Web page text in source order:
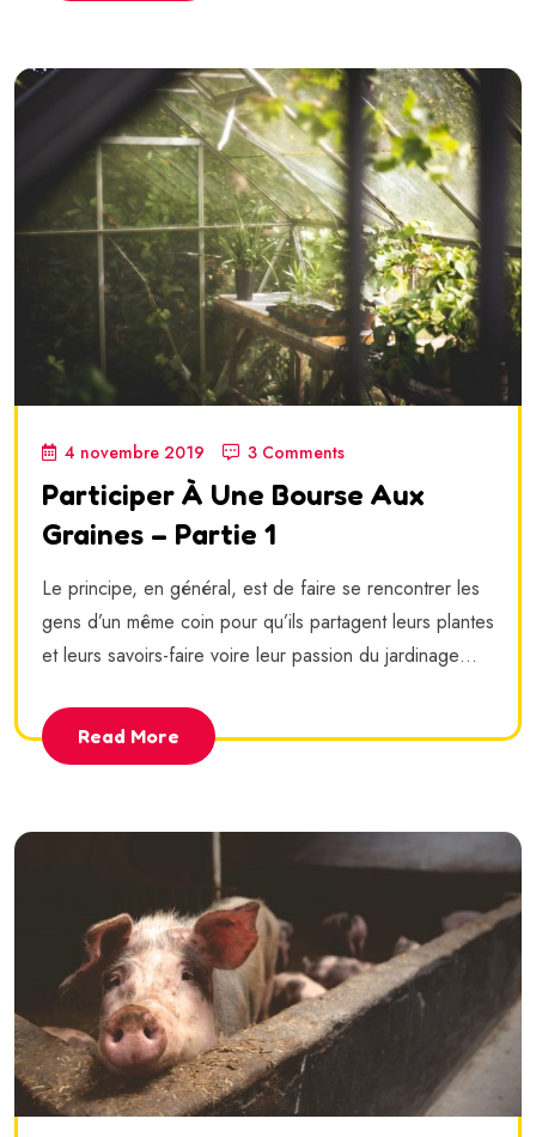
4 novembre 2019 3 Comments
Participer À Une Bourse Aux
Graines – Partie 1
Le principe, en général, est de faire se rencontrer les
gens d’un même coin pour qu’ils partagent leurs plantes
et leurs savoirs-faire voire leur passion du jardinage…
Read More